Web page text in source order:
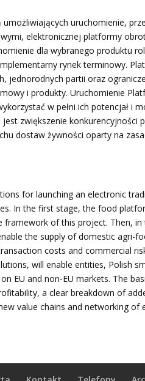
uruchomienie,
elektronicznej platformy
dla wybranego produktu
rynek terminowy.
jednorodnych partii oraz
i produkty. Uruchomienie
w pełni ich potencjał
zwiększenie
dostaw żywności oparty na
for launching an electronic
In the first stage, the food
framework of this project. Then,
the supply of domestic agri-
costs and commercial
will enable entities, Polish
EU and non-EU markets. The
a clear breakdown of
value chains and networking of